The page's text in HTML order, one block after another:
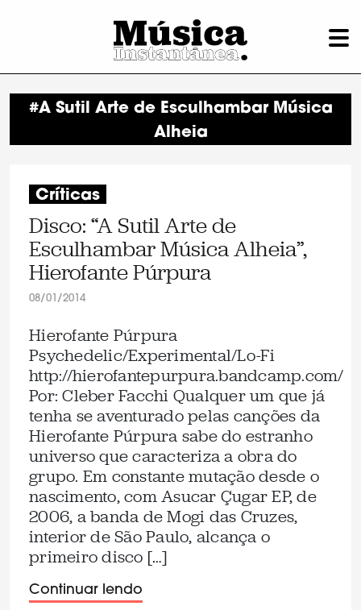
#A Sutil Arte de Esculhambar Música
Alheia
Críticas
Disco: “A Sutil Arte de
Esculhambar Música Alheia”,
Hierofante Púrpura
08/01/2014
Hierofante Púrpura
Psychedelic/Experimental/Lo-Fi
http://hierofantepurpura.bandcamp.com/
Por: Cleber Facchi Qualquer um que já
tenha se aventurado pelas canções da
Hierofante Púrpura sabe do estranho
universo que caracteriza a obra do
grupo. Em constante mutação desde o
nascimento, com Asucar Çugar EP, de
2006, a banda de Mogi das Cruzes,
interior de São Paulo, alcança o
primeiro disco […]
Continuar lendo